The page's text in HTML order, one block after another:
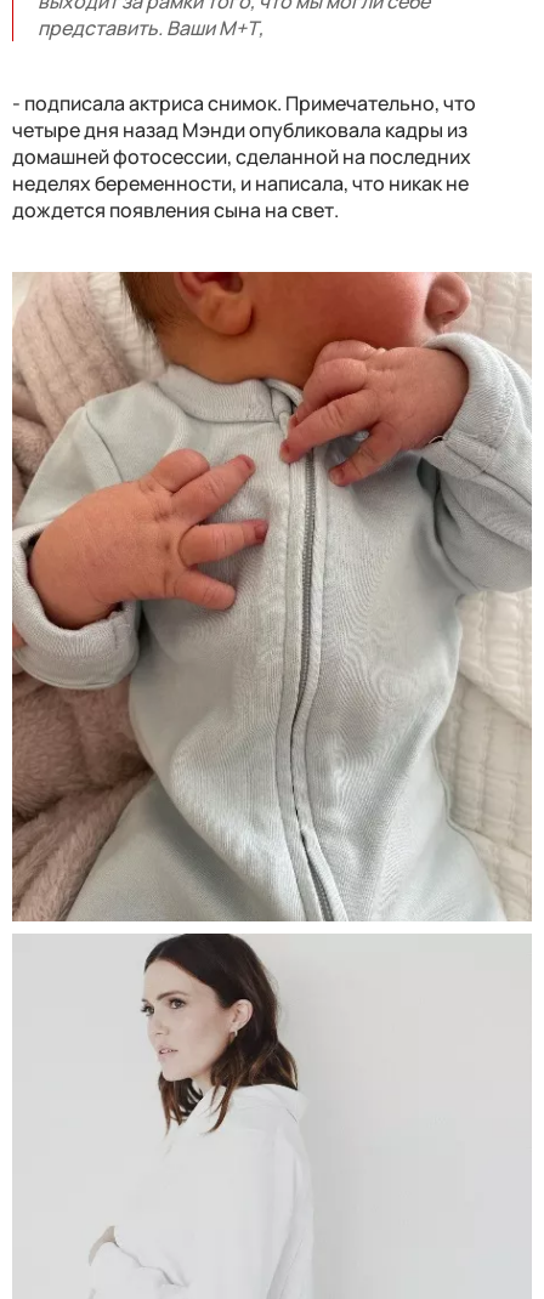
представить. Ваши М+Т,
- подписала актриса снимок. Примечательно, что
четыре дня назад Мэнди опубликовала кадры из
домашней фотосессии, сделанной на последних
неделях беременности, и написала, что никак не
дождется появления сына на свет.